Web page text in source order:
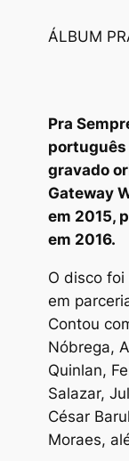
ÁLBUM
Pra
português
gravado
Gateway
em 2015,
em 2016.
O disco
em
Contou
Nóbrega,
Quinlan,
Salazar,
César
Moraes,